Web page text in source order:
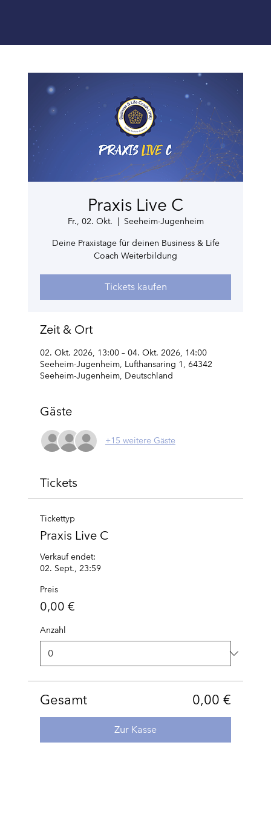
Praxis Live C
Fr., 02. Okt.
  |
Seeheim-Jugenheim
Deine Praxistage für deinen Business & Life
Coach Weiterbildung
Tickets kaufen
Zeit & Ort
02. Okt. 2026, 13:00 – 04. Okt. 2026, 14:00
Seeheim-Jugenheim, Lufthansaring 1, 64342
Seeheim-Jugenheim, Deutschland
Gäste
+15 weitere Gäste
Tickets
Tickettyp
Praxis Live C
Verkauf endet:
02. Sept., 23:59
Preis
0,00 €
Anzahl
Gesamt 0,00 €
Zur Kasse